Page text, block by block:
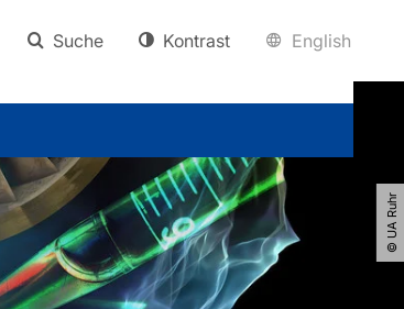
Suche Kontrast English
© UA Ruhr